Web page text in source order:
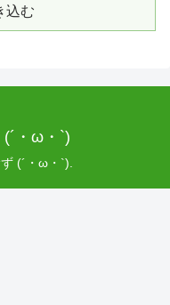
込む
・ω・`)
(´・ω・`).